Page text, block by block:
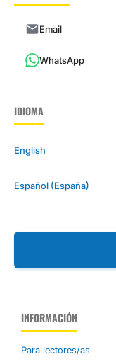
Email
WhatsApp
IDIOMA
English
Español (España)
INFORMACIÓN
Para lectores/as